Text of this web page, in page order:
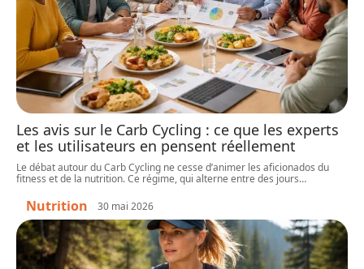
Les avis sur le Carb Cycling : ce que les experts
et les utilisateurs en pensent réellement
Le débat autour du Carb Cycling ne cesse d’animer les aficionados du
fitness et de la nutrition. Ce régime, qui alterne entre des jours…
Nutrition 30 mai 2026